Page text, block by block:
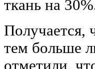
ткань на
Получается,
тем больше
отметили,